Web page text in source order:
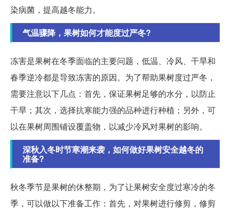
染病菌，提高越冬能力。
气温骤降，果树如何才能度过严冬?
冻害是果树在冬季面临的主要问题，低温、冷风、干旱和
春季逆冷都是导致冻害的原因。为了帮助果树度过严冬，
需要注意以下几点：首先，保证果树足够的水分，以防止
干旱；其次，选择抗寒能力强的品种进行种植；另外，可
以在果树周围铺设覆盖物，以减少冷风对果树的影响。
深秋入冬时节寒潮来袭，如何做好果树安全越冬的
准备?
秋冬季节是果树的休整期，为了让果树安全度过寒冷的冬
季，可以做以下准备工作：首先，对果树进行修剪，修剪